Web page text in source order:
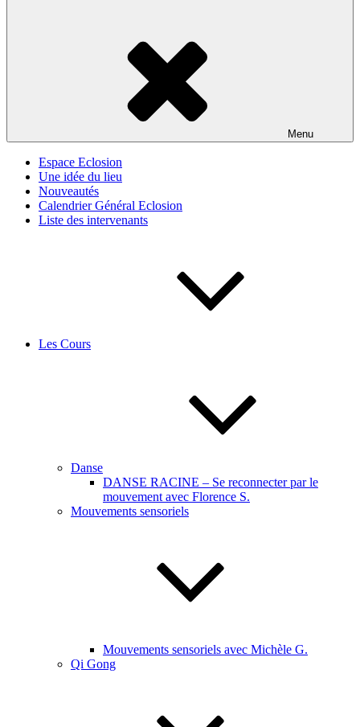
Menu
Espace Eclosion
Une idée du lieu
Nouveautés
Calendrier Général Eclosion
Liste des intervenants
Les Cours
Danse
DANSE RACINE – Se reconnecter par le
mouvement avec Florence S.
Mouvements sensoriels
Mouvements sensoriels avec Michèle G.
Qi Gong